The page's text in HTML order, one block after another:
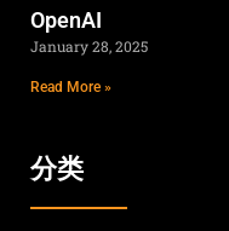
OpenAI
January 28, 2025
Read More »
分类